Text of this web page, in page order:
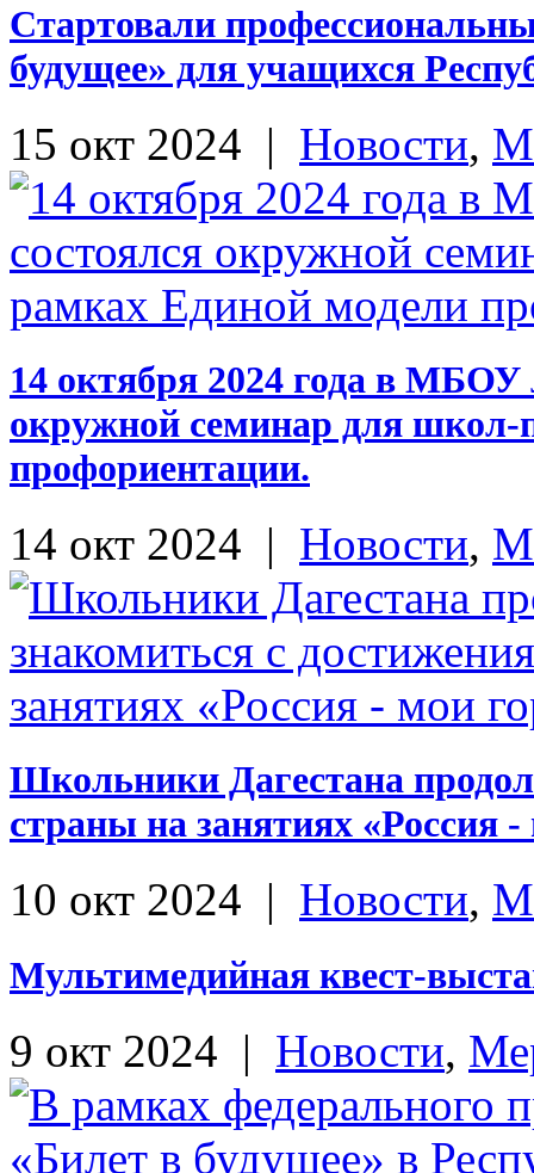
Стартовали
будущее» для учащихся
15 окт 2024 | Новости,
14 октября 2024 года в МБОУ
окружной семинар для школ-
профориентации.
14 окт 2024 | Новости,
Школьники Дагестана
страны на занятиях «Россия
10 окт 2024 | Новости,
Мультимедийная квест-
9 окт 2024 | Новости,